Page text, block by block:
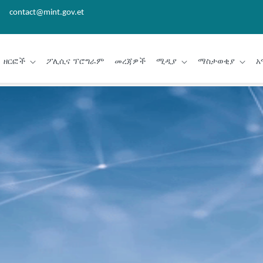
contact@mint.gov.et
ዘርፎች ፖሊሲና ፕሮግራም መረጃዎች ሚዲያ ማስታወቂያ